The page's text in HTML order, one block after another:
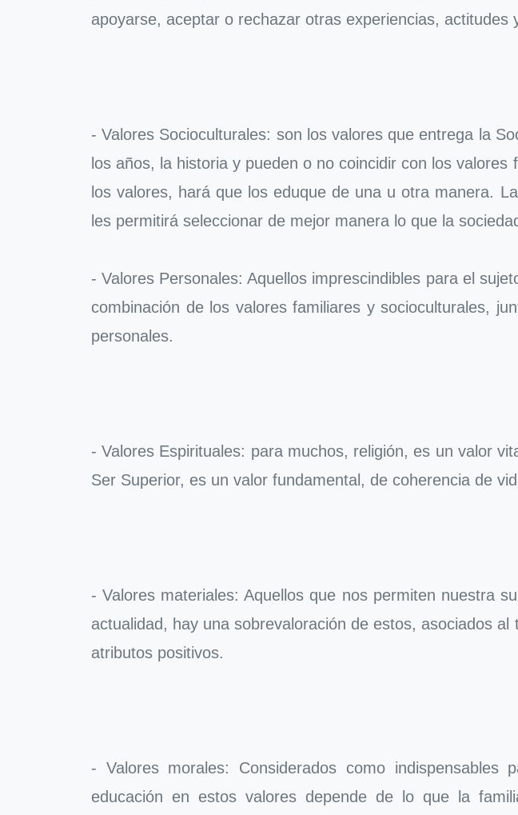
apoyarse, aceptar o rechazar otras experiencias,
- Valores Socioculturales: son los valores que entrega la
los años, la historia y pueden o no coincidir con los
los valores, hará que los eduque de una u otra manera.
les permitirá seleccionar de mejor manera lo que la
- Valores Personales: Aquellos imprescindibles para el
combinación de los valores familiares y socioculturales,
personales.
- Valores Espirituales: para muchos, religión, es un valor
Ser Superior, es un valor fundamental, de coherencia de
- Valores materiales: Aquellos que nos permiten nuestra
actualidad, hay una sobrevaloración de estos, asociados
atributos positivos.
- Valores morales: Considerados como
educación en estos valores depende de lo que la